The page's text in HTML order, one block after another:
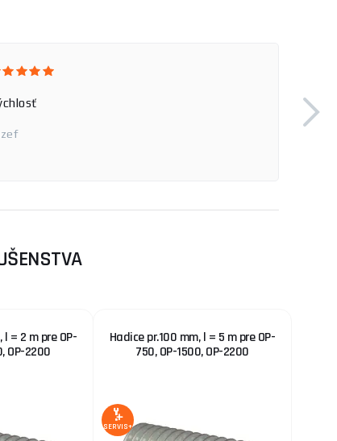
l = 2 m pre OP-
OP-2200
Hadice pr.100 mm, l = 5 m pre OP-
750, OP-1500, OP-2200
SERVIS+